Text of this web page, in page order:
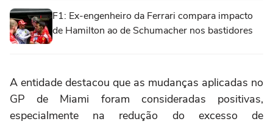
F1: Ex-engenheiro da Ferrari compara impacto
de Hamilton ao de Schumacher nos bastidores
A entidade destacou que as mudanças aplicadas no
GP de Miami foram consideradas positivas,
especialmente na redução do excesso de